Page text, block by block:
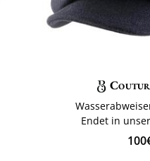
Endet in